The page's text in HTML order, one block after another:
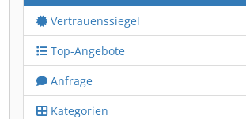
Vertrauenssiegel
Top-Angebote
Anfrage
Kategorien